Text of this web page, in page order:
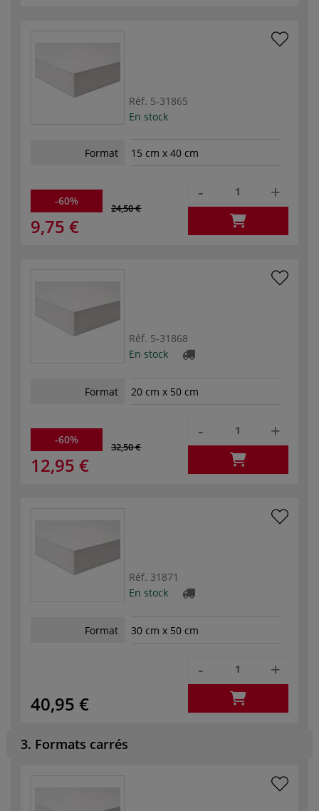
Réf. 5-31865
En stock
Format 15 cm x 40 cm
-60%
24,50 €
9,75 €
- +
Réf. 5-31868
En stock
Format 20 cm x 50 cm
-60%
32,50 €
12,95 €
- +
Réf. 31871
En stock
Format 30 cm x 50 cm
40,95 €
- +
3. Formats carrés